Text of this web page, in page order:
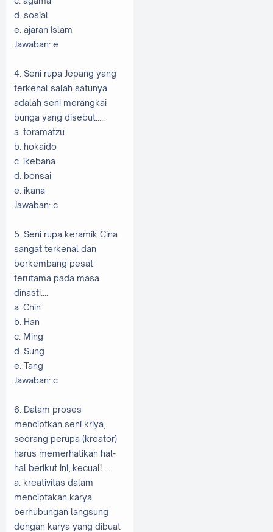
d. sosial
e. ajaran Islam
Jawaban: e
4. Seni rupa Jepang yang
terkenal salah satunya
adalah seni merangkai
bunga yang disebut.....
a. toramatzu
b. hokaido
c. ikebana
d. bonsai
e. ikana
Jawaban: c
5. Seni rupa keramik Cina
sangat terkenal dan
berkembang pesat
terutama pada masa
dinasti....
a. Chin
b. Han
c. Ming
d. Sung
e. Tang
Jawaban: c
6. Dalam proses
menciptkan seni kriya,
seorang perupa (kreator)
harus memerhatikan hal-
hal berikut ini, kecuali....
a. kreativitas dalam
menciptakan karya
berhubungan langsung
dengan karya yang dibuat